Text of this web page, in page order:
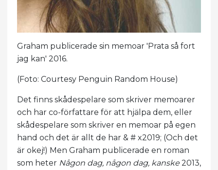
Graham publicerade sin memoar 'Prata så fort
jag kan' 2016.
(Foto: Courtesy Penguin Random House)
Det finns skådespelare som skriver memoarer
och har co-författare för att hjälpa dem, eller
skådespelare som skriver en memoar på egen
hand och det är allt de har & # x2019; (Och det
är okej!) Men Graham publicerade en roman
som heter Någon dag, någon dag, kanske2013,